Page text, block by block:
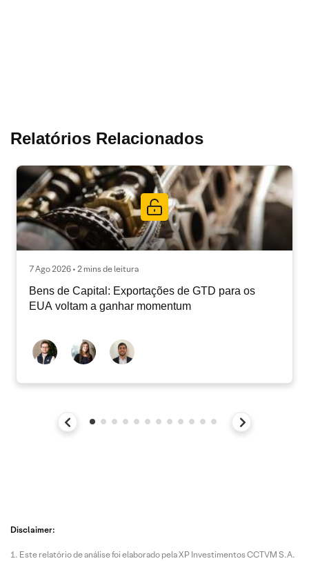
Relatórios Relacionados
7 Ago 2026 • 2 mins de leitura
Bens de Capital: Exportações de GTD para os
EUA voltam a ganhar momentum
Disclaimer:
Este relatório de análise foi elaborado pela XP Investimentos CCTVM S.A.